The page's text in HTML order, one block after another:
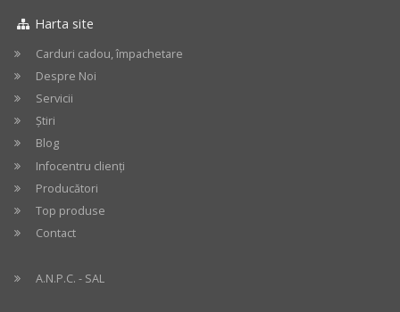
H07RN-
F
H07RN-
Harta site
Carduri cadou, împachetare
Despre Noi
Servicii
Știri
Blog
Infocentru clienți
Producători
Top produse
Contact
A.N.P.C. - SAL